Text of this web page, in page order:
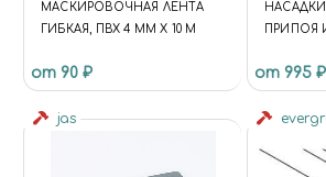
МАСКИРОВОЧНАЯ ЛЕНТА
ГИБКАЯ, ПВХ 4 ММ Х 10 М
от 90 ₽
ПРИПОЯ
от 995 ₽
jas